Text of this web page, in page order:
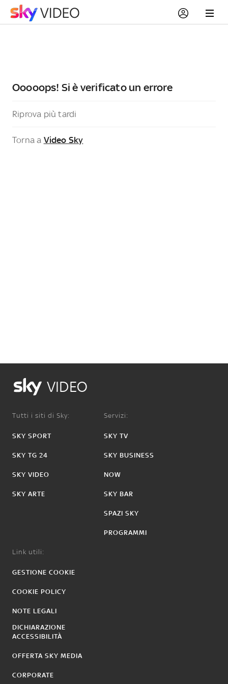
Ooooops! Si è verificato un errore
Riprova più tardi
Torna a Video Sky
VIDEO
Tutti i siti di Sky:
SKY SPORT
SKY TG 24
SKY VIDEO
SKY ARTE
Servizi:
SKY TV
SKY BUSINESS
NOW
SKY BAR
SPAZI SKY
PROGRAMMI
Link utili:
GESTIONE COOKIE
COOKIE POLICY
NOTE LEGALI
DICHIARAZIONE
ACCESSIBILITÀ
OFFERTA SKY MEDIA
CORPORATE